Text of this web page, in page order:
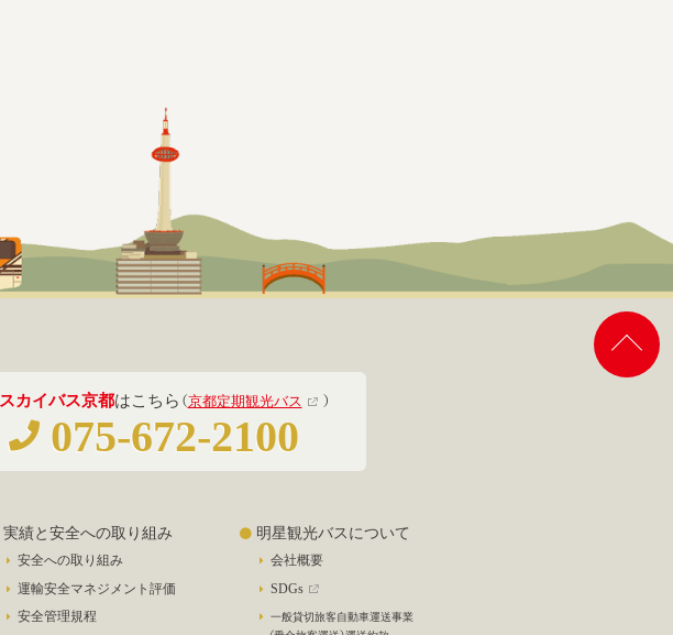
スカイバス京都はこちら （京都定期観光バス ）
075-672-2100
実績と安全への取り組み
安全への取り組み
運輸安全マネジメント評価
安全管理規程
明星観光バスについて
会社概要
SDGs
一般貸切旅客自動車運送事業